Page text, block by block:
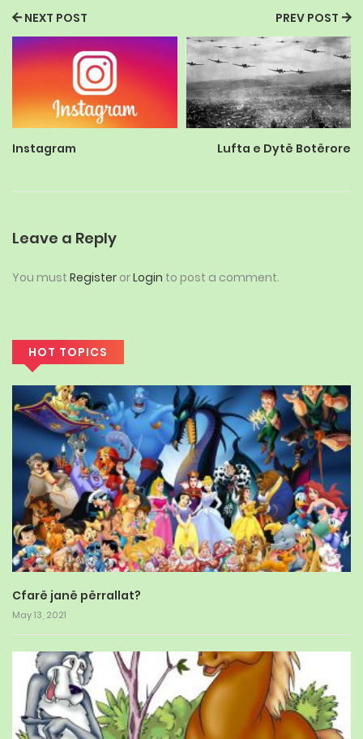
NEXT POST
Instagram
PREV POST
Lufta e Dytë Botërore
Leave a Reply
You must Register orLogin to post a comment.
HOT TOPICS
Cfarë janë përrallat?
May 13, 2021